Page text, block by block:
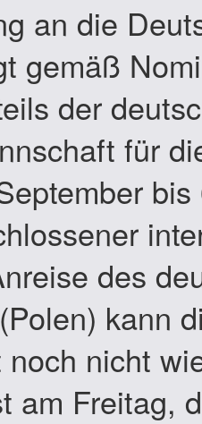
an die
gemäß
der
für
des
kann
noch nicht
am Freitag,